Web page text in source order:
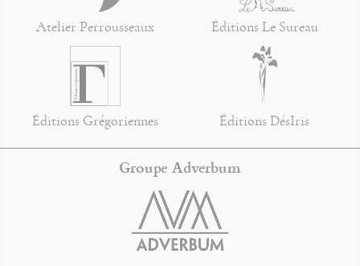
Atelier Perrousseaux Éditions Le Sureau
Éditions Grégoriennes Éditions DésIris
Groupe Adverbum